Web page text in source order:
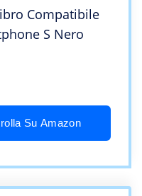
Compatibile
S Nero
Su Amazon